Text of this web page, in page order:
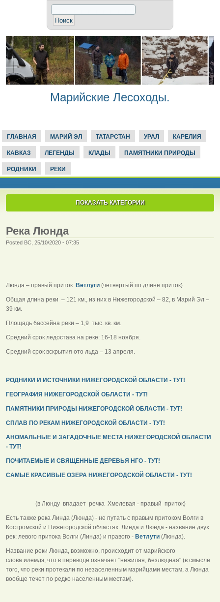
Марийские Лесоходы.
ГЛАВНАЯ МАРИЙ ЭЛ ТАТАРСТАН УРАЛ КАРЕЛИЯ
КАВКАЗ ЛЕГЕНДЫ КЛАДЫ ПАМЯТНИКИ ПРИРОДЫ
РОДНИКИ РЕКИ
ПОКАЗАТЬ КАТЕГОРИИ
Река Люнда
Posted ВС, 25/10/2020 - 07:35
Люнда – правый приток Ветлуги (четвертый по длине приток).
Общая длина реки – 121 км., из них в Нижегородской – 82, в Марий Эл –
39 км.
Площадь бассейна реки – 1,9 тыс. кв. км.
Средний срок ледостава на реке: 16-18 ноября.
Средний срок вскрытия ото льда – 13 апреля.
РОДНИКИ И ИСТОЧНИКИ НИЖЕГОРОДСКОЙ ОБЛАСТИ - ТУТ!
ГЕОГРАФИЯ НИЖЕГОРОДСКОЙ ОБЛАСТИ - ТУТ!
ПАМЯТНИКИ ПРИРОДЫ НИЖЕГОРОДСКОЙ ОБЛАСТИ - ТУТ!
СПЛАВ ПО РЕКАМ НИЖЕГОРОДСКОЙ ОБЛАСТИ - ТУТ!
АНОМАЛЬНЫЕ И ЗАГАДОЧНЫЕ МЕСТА НИЖЕГОРОДСКОЙ ОБЛАСТИ
- ТУТ!
ПОЧИТАЕМЫЕ И СВЯЩЕННЫЕ ДЕРЕВЬЯ НГО - ТУТ!
САМЫЕ КРАСИВЫЕ ОЗЕРА НИЖЕГОРОДСКОЙ ОБЛАСТИ - ТУТ!
(в Люнду впадает речка Хмелевая - правый приток)
Есть также река Линда (Люнда) - не путать с правым притоком Волги в
Костромской и Нижегородской областях. Линда и Люнда - название двух
рек: левого притока Волги (Линда) и правого - Ветлути (Люнда).
Название реки Люнда, возможно, происходит от марийского
слова илемдэ, что в переводе означает "нежилая, безлюдная" (в смысле
того, что реки протекали по незаселенным марийцами местам, а Люнда
вообще течет по редко населенным местам).